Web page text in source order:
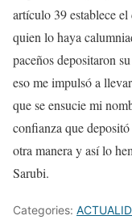
artículo 39 establece
quien lo haya
paceños depositaron
eso me impulsó a
que se ensucie mi
confianza que
otra manera y así lo
Sarubi.
Categories: